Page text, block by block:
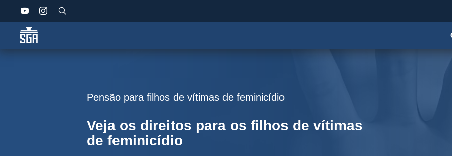
Pensão para filhos de vítimas de feminicídio
Veja os direitos para os filhos de vítimas
de feminicídio